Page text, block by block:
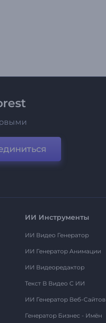
ИИ Инструменты
ИИ Видео Генератор
ИИ Генератор Анимации
ИИ Видеоредактор
Текст В Видео С ИИ
ИИ Генератор Веб-Сайтов
Генератор Бизнес - Имён